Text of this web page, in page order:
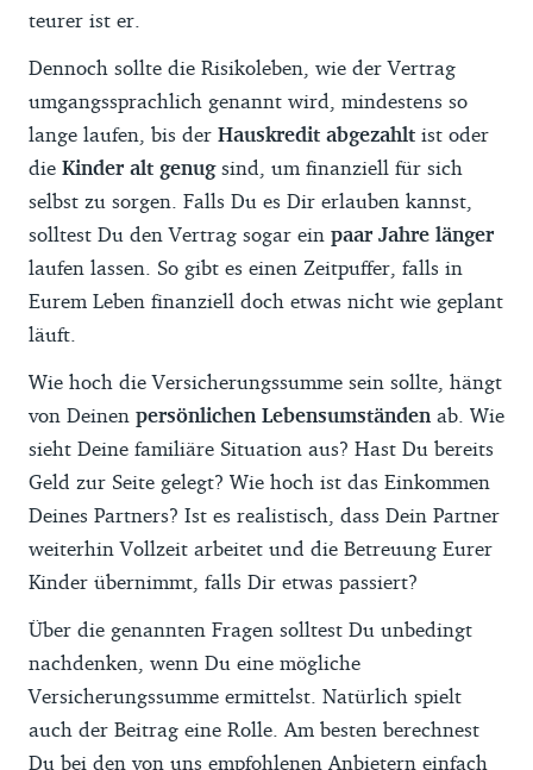
teurer ist er.
Dennoch sollte die Risikoleben, wie der Vertrag
umgangssprachlich genannt wird, mindestens so
lange laufen, bis der Hauskredit abgezahlt ist oder
die Kinder alt genugsind, um finanziell für sich
selbst zu sorgen. Falls Du es Dir erlauben kannst,
solltest Du den Vertrag sogar ein paar Jahre länger
laufen lassen. So gibt es einen Zeitpuffer, falls in
Eurem Leben finanziell doch etwas nicht wie geplant
läuft.
Wie hoch die Versicherungssumme sein sollte, hängt
von Deinen persönlichen Lebensumständen ab. Wie
sieht Deine familiäre Situation aus? Hast Du bereits
Geld zur Seite gelegt? Wie hoch ist das Einkommen
Deines Partners? Ist es realistisch, dass Dein Partner
weiterhin Vollzeit arbeitet und die Betreuung Eurer
Kinder übernimmt, falls Dir etwas passiert?
Über die genannten Fragen solltest Du unbedingt
nachdenken, wenn Du eine mögliche
Versicherungssumme ermittelst. Natürlich spielt
auch der Beitrag eine Rolle. Am besten berechnest
Du bei den von uns empfohlenen Anbietern einfach